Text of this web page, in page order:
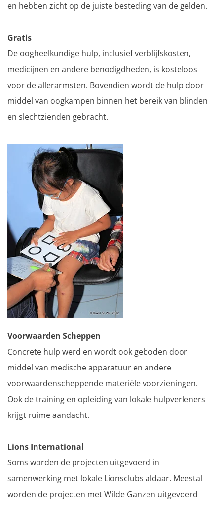
en hebben zicht op de juiste besteding van de gelden.
Gratis
De oogheelkundige hulp, inclusief verblijfskosten,
medicijnen en andere benodigdheden, is kosteloos
voor de allerarmsten. Bovendien wordt de hulp door
middel van oogkampen binnen het bereik van blinden
en slechtzienden gebracht.
Voorwaarden Scheppen
Concrete hulp werd en wordt ook geboden door
middel van medische apparatuur en andere
voorwaardenscheppende materiële voorzieningen.
Ook de training en opleiding van lokale hulpverleners
krijgt ruime aandacht.
Lions International
Soms worden de projecten uitgevoerd in
samenwerking met lokale Lionsclubs aldaar. Meestal
worden de projecten met Wilde Ganzen uitgevoerd